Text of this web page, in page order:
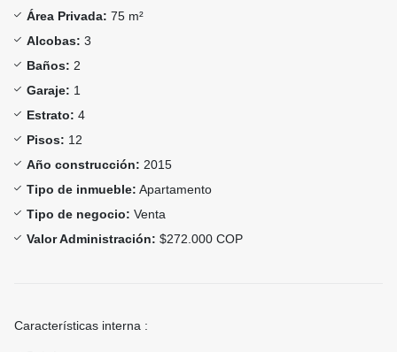
Área Privada: 75 m²
Alcobas: 3
Baños: 2
Garaje: 1
Estrato: 4
Pisos: 12
Año construcción: 2015
Tipo de inmueble: Apartamento
Tipo de negocio: Venta
Valor Administración: $272.000 COP
Características interna :